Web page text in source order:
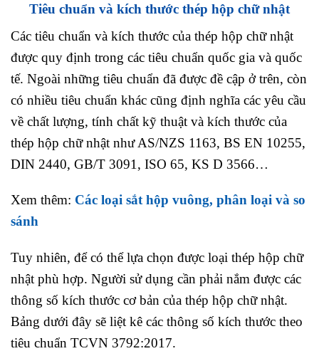
Tiêu chuẩn và kích thước thép hộp chữ nhật
Các tiêu chuẩn và kích thước của thép hộp chữ nhật
được quy định trong các tiêu chuẩn quốc gia và quốc
tế. Ngoài những tiêu chuẩn đã được đề cập ở trên, còn
có nhiều tiêu chuẩn khác cũng định nghĩa các yêu cầu
về chất lượng, tính chất kỹ thuật và kích thước của
thép hộp chữ nhật như AS/NZS 1163, BS EN 10255,
DIN 2440, GB/T 3091, ISO 65, KS D 3566…
Xem thêm: Các loại sắt hộp vuông, phân loại và so
sánh
Tuy nhiên, để có thể lựa chọn được loại thép hộp chữ
nhật phù hợp. Người sử dụng cần phải nắm được các
thông số kích thước cơ bản của thép hộp chữ nhật.
Bảng dưới đây sẽ liệt kê các thông số kích thước theo
tiêu chuẩn TCVN 3792:2017.